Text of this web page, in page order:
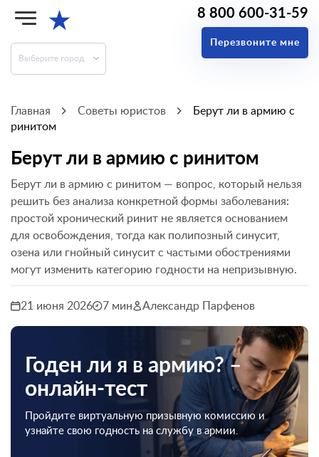
★
Выберите город
8 800 600-31-59
Перезвоните мне
Главная Советы юристов
Берут ли в армию с
ринитом
Берут ли в армию с ринитом
Берут ли в армию с ринитом — вопрос, который нельзя
решить без анализа конкретной формы заболевания:
простой хронический ринит не является основанием
для освобождения, тогда как полипозный синусит,
озена или гнойный синусит с частыми обострениями
могут изменить категорию годности на непризывную.
21 июня 2026 7 мин Александр Парфенов
Годен ли я в армию? –
онлайн-тест
Пройдите виртуальную призывную комиссию и
узнайте свою годность на службу в армии.